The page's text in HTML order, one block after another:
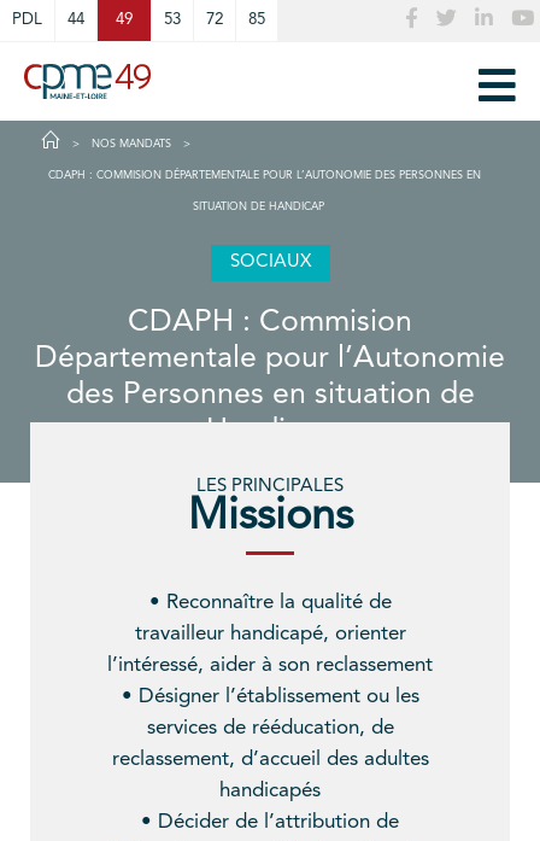
PDL 44 49 53 72 85
NOS MANDATS
CDAPH : COMMISION DÉPARTEMENTALE POUR L’AUTONOMIE DES PERSONNES EN
SITUATION DE HANDICAP
SOCIAUX
CDAPH : Commision
Départementale pour l’Autonomie
des Personnes en situation de
Handicap
LES PRINCIPALES
Missions
• Reconnaître la qualité de
travailleur handicapé, orienter
l’intéressé, aider à son reclassement
• Désigner l’établissement ou les
services de rééducation, de
reclassement, d’accueil des adultes
handicapés
• Décider de l’attribution de
Cookies management panel